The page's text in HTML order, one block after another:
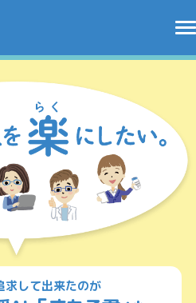
求して出来たのが